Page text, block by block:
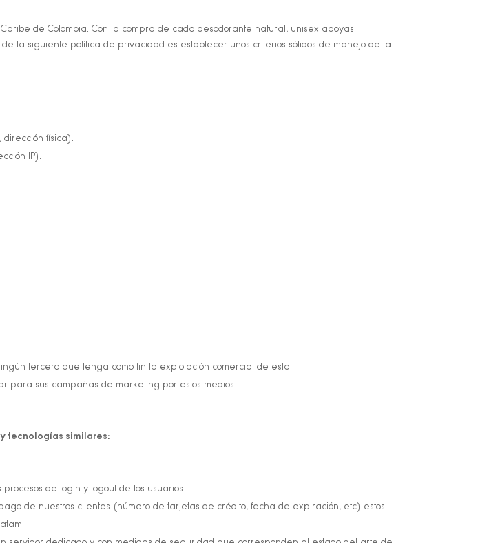
de Colombia. Con la compra de cada desodorante natural, unisex apoyas
la siguiente política de privacidad es establecer unos criterios sólidos de manejo de la
física).
IP).
tercero que tenga como fin la explotación comercial de esta.
para sus campañas de marketing por estos medios
tecnologías similares:
de login y logout de los usuarios
de nuestros clientes (número de tarjetas de crédito, fecha de expiración, etc) estos